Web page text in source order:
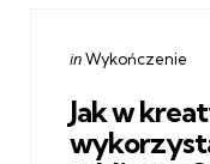
Categories
Posted
inWykończenie
Jak w